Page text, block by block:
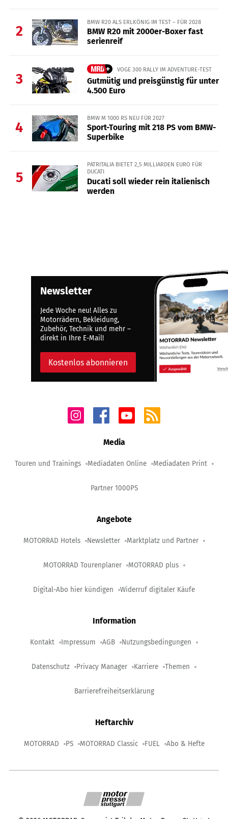
2
BMW R20 ALS ERLKÖNIG IM TEST – FÜR 2028
BMW R20 mit 2000er-Boxer fast
serienreif
3
VOGE 300 RALLY IM ADVENTURE-TEST
Gutmütig und preisgünstig für unter
4.500 Euro
4
BMW M 1000 RS NEU FÜR 2027
Sport-Touring mit 218 PS vom BMW-
Superbike
5
PATRITALIA BIETET 2,5 MILLIARDEN EURO FÜR
DUCATI
Ducati soll wieder rein italienisch
werden
Newsletter
Jede Woche neu! Alles zu
Motorrädern, Bekleidung,
Zubehör, Technik und mehr –
direkt in Ihre E-Mail!
Kostenlos abonnieren
Media
Touren und Trainings Mediadaten Online Mediadaten Print
Partner 1000PS
Angebote
MOTORRAD Hotels Newsletter Marktplatz und Partner
MOTORRAD Tourenplaner MOTORRAD plus
Digital-Abo hier kündigen Widerruf digitaler Käufe
Information
Kontakt Impressum AGB Nutzungsbedingungen
Datenschutz Privacy Manager Karriere Themen
Barrierefreiheitserklärung
Heftarchiv
MOTORRAD PS MOTORRAD Classic FUEL Abo & Hefte